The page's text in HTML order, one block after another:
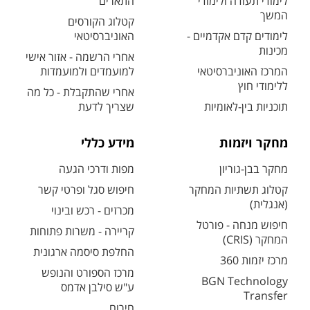
המשך
לימודים קדם אקדמיים -
מכינות
המרכז האוניברסיטאי
ללימודי חוץ
תוכניות בין-לאומיות
קטלוג הקורסים
האוניברסיטאי
אחרי הרשמה - אזור אישי
למועמדים ולמועמדות
אחרי שהתקבלת - כל מה
שצריך לדעת
מחקר ויזמות
מחקר בבן-גוריון
קטלוג תשתיות המחקר
(אנגלית)
חיפוש מנחה - פורטל
המחקר (CRIS)
מרכז יזמות 360
BGN Technology
Transfer
מידע כללי
מפות ודרכי הגעה
חיפוש סגל ופרטי קשר
מכרזים - רכש ובינוי
קריירה - משרות פתוחות
החלפת סיסמה ארגונית
מרכז הספורט והנופש
ע"ש סילבן אדמס